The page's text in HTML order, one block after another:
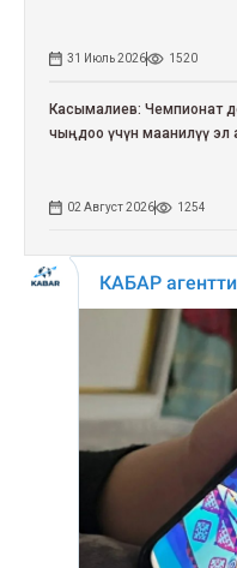
31 Июль 2026 1520
Касымалиев: Чемпионат
чыңдоо үчүн маанилүү эл
02 Август 2026 1254